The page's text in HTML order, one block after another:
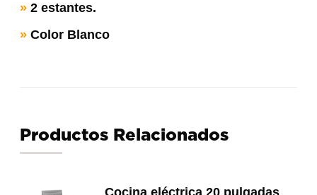
» 2 estantes.
» Color Blanco
Productos Relacionados